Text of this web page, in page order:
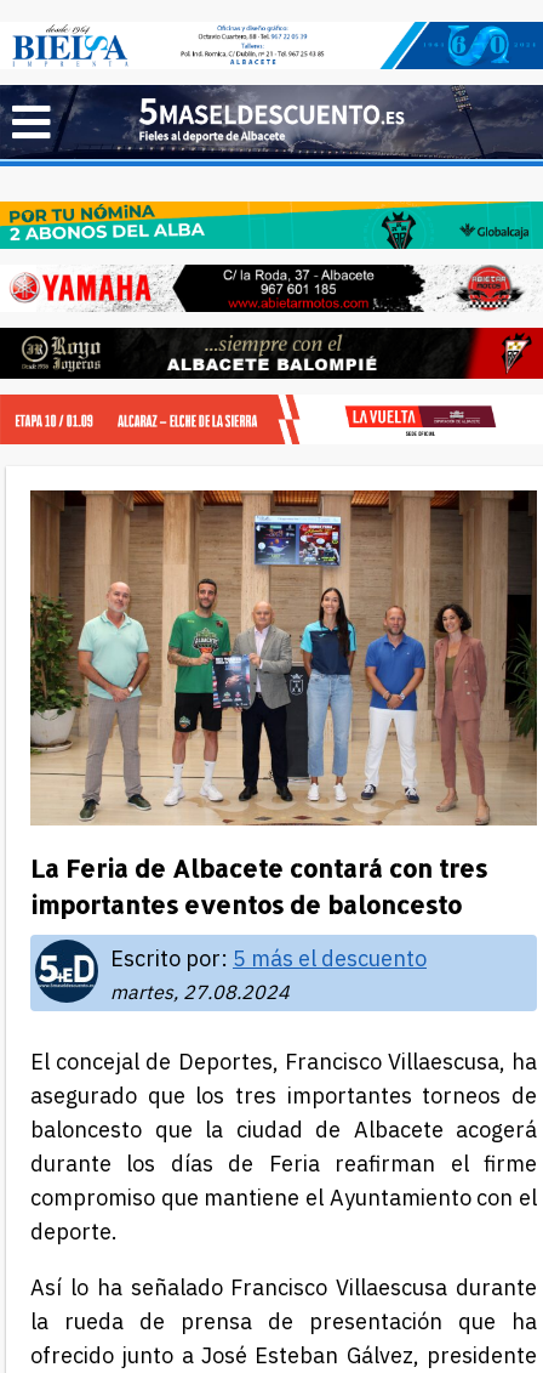
La Feria de Albacete contará con tres
importantes eventos de baloncesto
Escrito por: 5 más el descuento
martes, 27.08.2024
El concejal de Deportes, Francisco Villaescusa, ha
asegurado que los tres importantes torneos de
baloncesto que la ciudad de Albacete acogerá
durante los días de Feria reafirman el firme
compromiso que mantiene el Ayuntamiento con el
deporte.
Así lo ha señalado Francisco Villaescusa durante
la rueda de prensa de presentación que ha
ofrecido junto a José Esteban Gálvez, presidente